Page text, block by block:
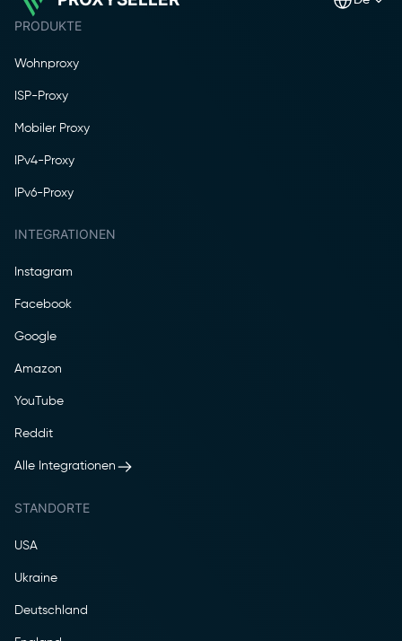
PRODUKTE
Wohnproxy
ISP-Proxy
Mobiler Proxy
IPv4-Proxy
IPv6-Proxy
INTEGRATIONEN
Instagram
Facebook
Google
Amazon
YouTube
Reddit
Alle Integrationen
STANDORTE
USA
Ukraine
Deutschland